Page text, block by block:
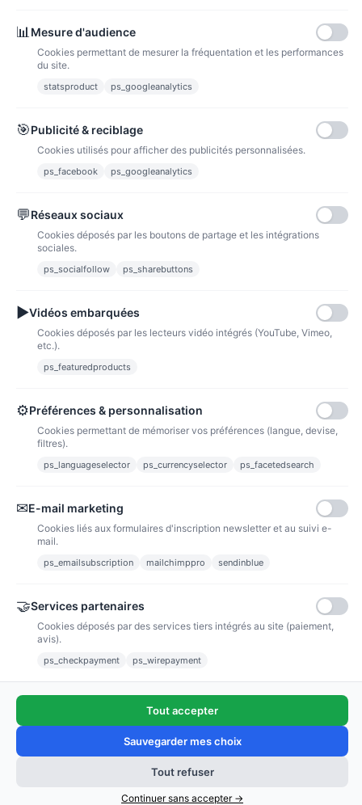
Ajouter au panier
Paiements sécurisés via paypal et paypal 4 fois sans frais
Fidélité
bons de réductions.
Notre société
Nous suivre
Newsletter
Voir tous les avis boutique
Copyright © 2011 - 2025 / poussieredestoiles.fr
📊 Mesure d'audience
Cookies permettant de mesurer la fréquentation et les performances
du site.
statsproduct ps_googleanalytics
🎯Publicité & reciblage
Cookies utilisés pour afficher des publicités personnalisées.
ps_facebook ps_googleanalytics
💬Réseaux sociaux
Cookies déposés par les boutons de partage et les intégrations
sociales.
ps_socialfollow ps_sharebuttons
▶Vidéos embarquées
Cookies déposés par les lecteurs vidéo intégrés (YouTube, Vimeo,
etc.).
ps_featuredproducts
⚙Préférences & personnalisation
Cookies permettant de mémoriser vos préférences (langue, devise,
filtres).
ps_languageselector ps_currencyselector ps_facetedsearch
✉E-mail marketing
Cookies liés aux formulaires d'inscription newsletter et au suivi e-
mail.
ps_emailsubscription mailchimppro sendinblue
🤝Services partenaires
Cookies déposés par des services tiers intégrés au site (paiement,
avis).
ps_checkpayment ps_wirepayment
Tout accepter
Sauvegarder mes choix
Tout refuser
Continuer sans accepter →